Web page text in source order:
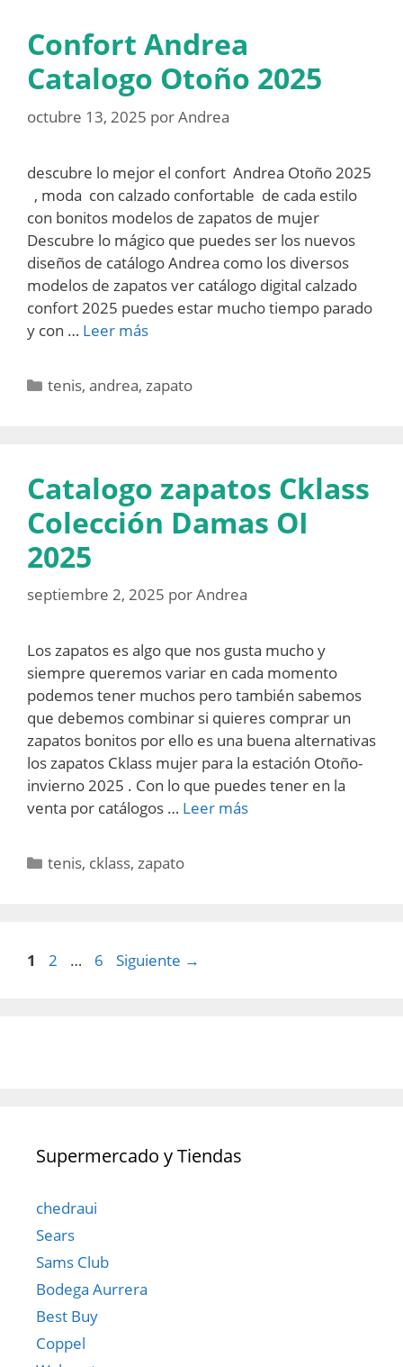
Confort Andrea
Catalogo Otoño 2025
octubre 13, 2025 porAndrea
descubre lo mejor el confort Andrea Otoño 2025
, moda con calzado confortable de cada estilo
con bonitos modelos de zapatos de mujer
Descubre lo mágico que puedes ser los nuevos
diseños de catálogo Andrea como los diversos
modelos de zapatos ver catálogo digital calzado
confort 2025 puedes estar mucho tiempo parado
y con … Leer más
Categorías
tenis,andrea, zapato
Catalogo zapatos Cklass
Colección Damas OI
2025
septiembre 2, 2025 porAndrea
Los zapatos es algo que nos gusta mucho y
siempre queremos variar en cada momento
podemos tener muchos pero también sabemos
que debemos combinar si quieres comprar un
zapatos bonitos por ello es una buena alternativas
los zapatos Cklass mujer para la estación Otoño-
invierno 2025 . Con lo que puedes tener en la
venta por catálogos … Leer más
Categorías
tenis, cklass,zapato
Página
1 Página
2 … Página
6 Siguiente →
Supermercado y Tiendas
chedraui
Sears
Sams Club
Bodega Aurrera
Best Buy
Coppel